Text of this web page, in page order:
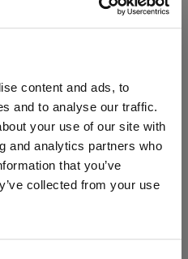
content and ads, to
and to analyse our traffic.
your use of our site with
and analytics partners who
that you’ve
collected from your use
GOTS)
depuis Pays - Bas (€).
localisation ?